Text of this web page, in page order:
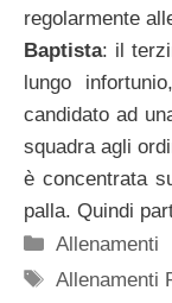
regolarmente
Baptista: il
lungo
candidato ad
squadra agli
è concentrata
palla. Quindi
Categorie
Allenamenti
Tag
Allenamenti